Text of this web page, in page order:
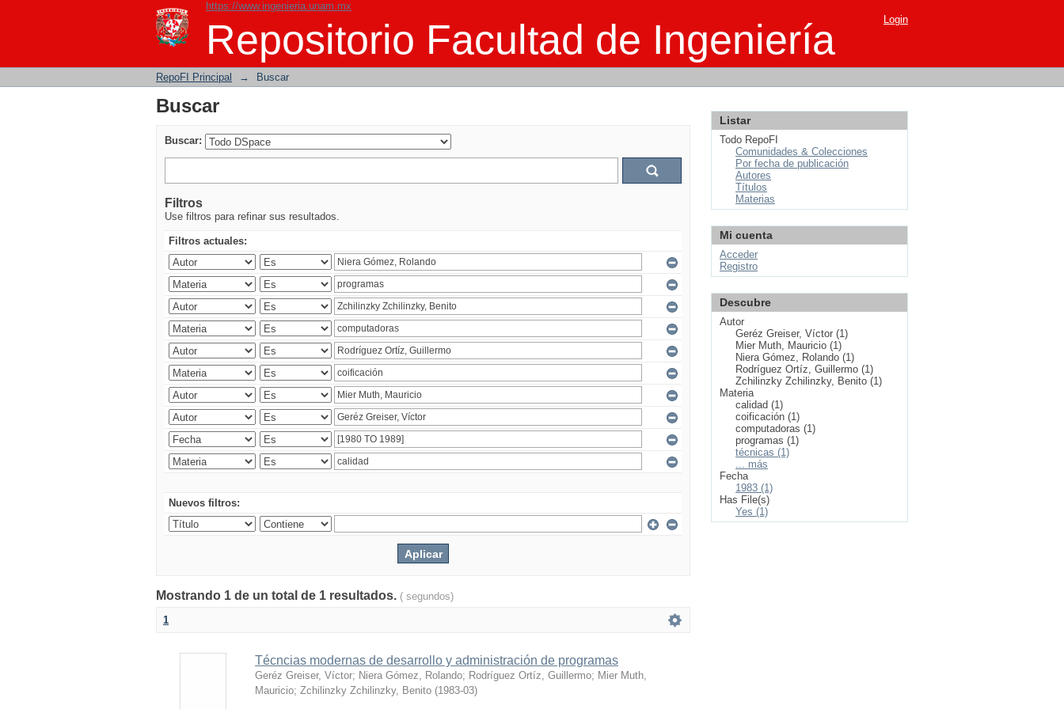
https://www.ingenieria.unam.mx
Repositorio Facultad de Ingeniería
Buscar Login
RepoFI Principal → Buscar
Buscar
Buscar:
Filtros
Use filtros para refinar sus resultados.
Filtros actuales:
Nuevos filtros:
Mostrando 1 de un total de 1 resultados. ( segundos)
1
Técncias modernas de desarrollo y administración de programas
Geréz Greiser, Víctor; Niera Gómez, Rolando; Rodríguez Ortíz, Guillermo; Mier Muth,
Mauricio; Zchilinzky Zchilinzky, Benito (1983-03)
Listar
Todo RepoFI
Comunidades & Colecciones
Por fecha de publicación
Autores
Títulos
Materias
Mi cuenta
Acceder
Registro
Descubre
Autor
Geréz Greiser, Víctor (1)
Mier Muth, Mauricio (1)
Niera Gómez, Rolando (1)
Rodríguez Ortíz, Guillermo (1)
Zchilinzky Zchilinzky, Benito (1)
Materia
calidad (1)
coificación (1)
computadoras (1)
programas (1)
técnicas (1)
... más
Fecha
1983 (1)
Has File(s)
Yes (1)